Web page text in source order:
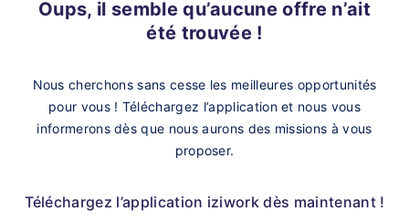
Oups, il semble qu’aucune offre n’ait
été trouvée !
Nous cherchons sans cesse les meilleures opportunités
pour vous ! Téléchargez l’application et nous vous
informerons dès que nous aurons des missions à vous
proposer.
Téléchargez l’application iziwork dès maintenant !